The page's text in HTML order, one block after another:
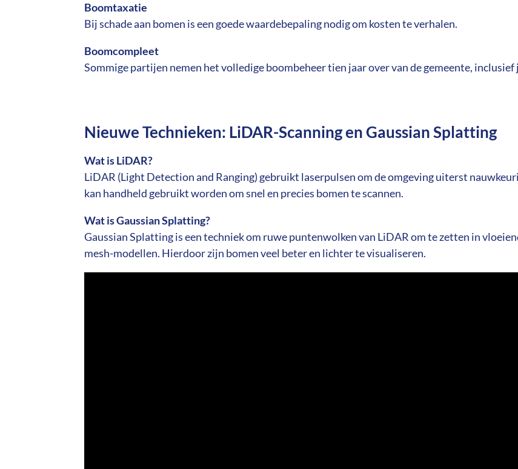
Boomtaxatie
Bij schade aan bomen is een goede waardebepaling nodig om kosten te verhalen.
Boomcompleet
Sommige partijen nemen het volledige boombeheer tien jaar over van de gemeente,
Nieuwe Technieken: LiDAR-Scanning en Gaussian Splatting
Wat is LiDAR?
LiDAR (Light Detection and Ranging) gebruikt laserpulsen om de omgeving uiterst
kan handheld gebruikt worden om snel en precies bomen te scannen.
Wat is Gaussian Splatting?
Gaussian Splatting is een techniek om ruwe puntenwolken van LiDAR om te zetten in
mesh-modellen. Hierdoor zijn bomen veel beter en lichter te visualiseren.